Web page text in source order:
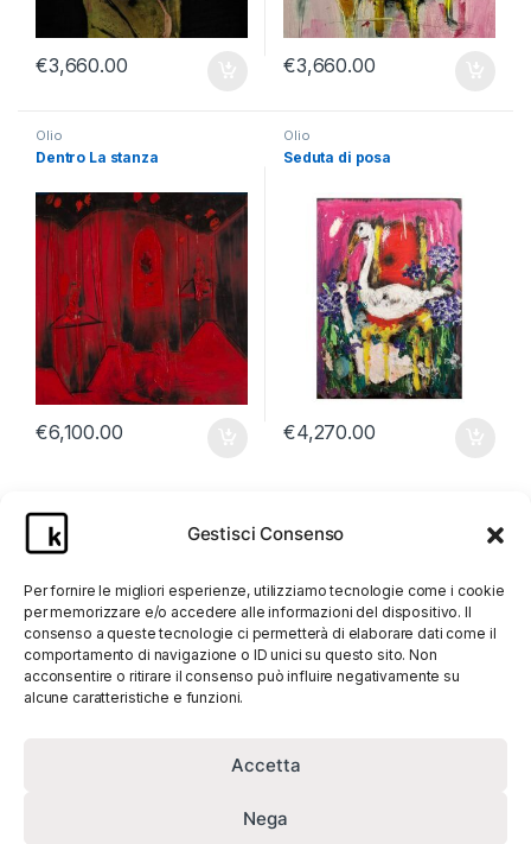
Gestisci Consenso
Per fornire le migliori esperienze, utilizziamo tecnologie come i cookie
per memorizzare e/o accedere alle informazioni del dispositivo. Il
consenso a queste tecnologie ci permetterà di elaborare dati come il
comportamento di navigazione o ID unici su questo sito. Non
acconsentire o ritirare il consenso può influire negativamente su
alcune caratteristiche e funzioni.
Accetta
Nega
€3,660.00 €3,660.00
Olio
Dentro La stanza
€6,100.00
Olio
Seduta di posa
€4,270.00